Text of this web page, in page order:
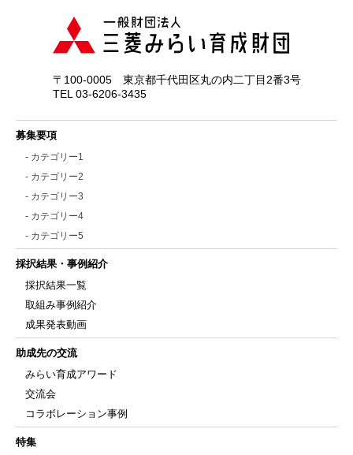
〒100-0005 東京都千代田区丸の内二丁目2番3号
TEL 03-6206-3435
募集要項
- カテゴリー1
- カテゴリー2
- カテゴリー3
- カテゴリー4
- カテゴリー5
採択結果・事例紹介
採択結果一覧
取組み事例紹介
成果発表動画
助成先の交流
みらい育成アワード
交流会
コラボレーション事例
特集